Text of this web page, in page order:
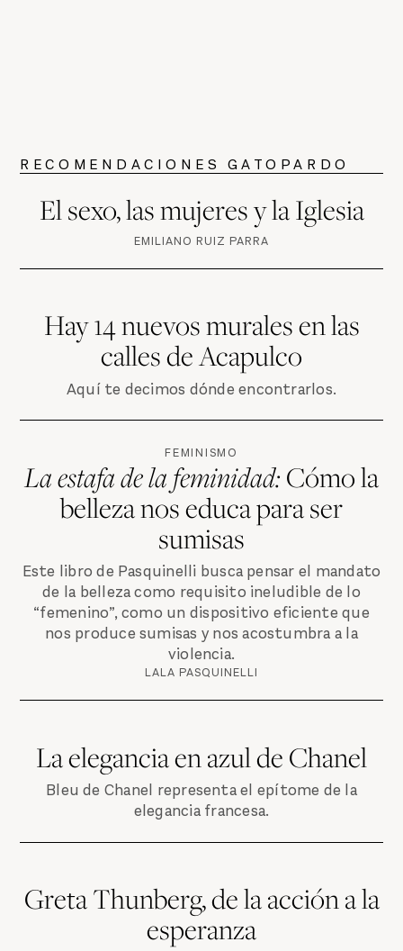
RECOMENDACIONES GATOPARDO
El sexo, las mujeres y la Iglesia
EMILIANO RUIZ PARRA
Hay 14 nuevos murales en las
calles de Acapulco
Aquí te decimos dónde encontrarlos.
FEMINISMO
La estafa de la feminidad:Cómo la
belleza nos educa para ser
sumisas
Este libro de Pasquinelli busca pensar el mandato
de la belleza como requisito ineludible de lo
“femenino”, como un dispositivo eficiente que
nos produce sumisas y nos acostumbra a la
violencia.
LALA PASQUINELLI
La elegancia en azul de Chanel
Bleu de Chanel representa el epítome de la
elegancia francesa.
Greta Thunberg, de la acción a la
esperanza